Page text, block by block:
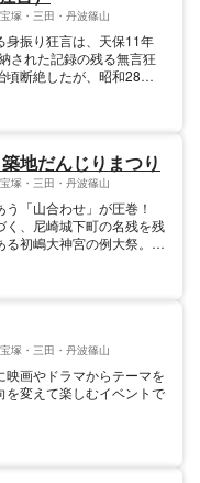
コロナウイル
め、2021年は開催中止
塚・三田・丹波篠山
身振り狂言は、天保11年
された記録の残る無言狂
頃断絶したが、昭和28年
は、12:00・14:00・
の「豆まき」もあり、 全
除けの「昆布だるま」
がこの日のみ授与され
地だんじりまつり
塚・三田・丹波篠山
「山合わせ」が圧巻！
く、尼崎城下町の名残を残
る初嶋大神宮の例大祭。別
が今も継承されていま
塚・三田・丹波篠山
映画やドラマからテーマを
を変えて楽しむイベントで